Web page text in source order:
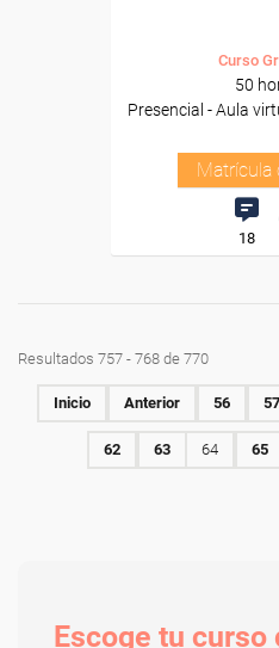
Curso
50
Presencial - Aula
Matrícula
18
Resultados 757 - 768 de 770
Inicio Anterior 56 57
62 63 64 65
Escoge tu curso